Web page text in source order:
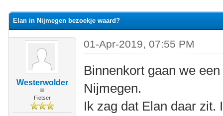
Elan in Nijmegen bezoekje waard?
Westerwolder
Fietser
01-Apr-2019, 07:55 PM
Binnenkort gaan we
Nijmegen.
Ik zag dat Elan daar zit.